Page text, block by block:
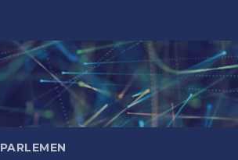
PARLEMEN